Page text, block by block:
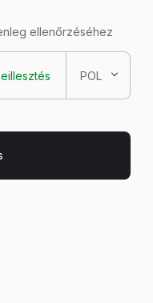
ellenőrzéséhez
POL